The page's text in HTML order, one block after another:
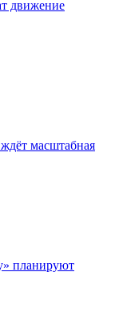
движение
масштабная
планируют